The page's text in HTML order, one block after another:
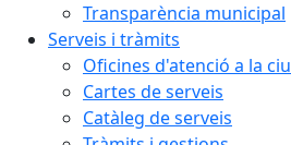
Transparència municipal
Serveis i tràmits
Oficines d'atenció a la
Cartes de serveis
Catàleg de serveis